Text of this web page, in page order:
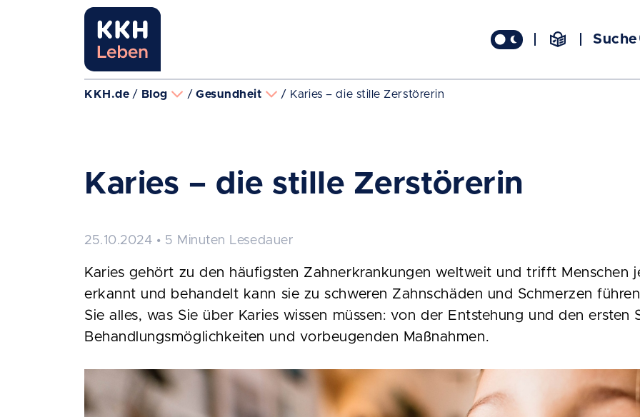
Suche
KKH.de Blog Gesundheit Karies – die stille Zerstörerin
Karies – die stille Zerstörerin
25.10.2024 • 5 Minuten Lesedauer
Karies gehört zu den häufigsten Zahnerkrankungen weltweit und trifft Menschen
erkannt und behandelt kann sie zu schweren Zahnschäden und Schmerzen
Sie alles, was Sie über Karies wissen müssen: von der Entstehung und den ersten
Behandlungsmöglichkeiten und vorbeugenden Maßnahmen.